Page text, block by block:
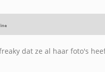
dat ze al haar foto's